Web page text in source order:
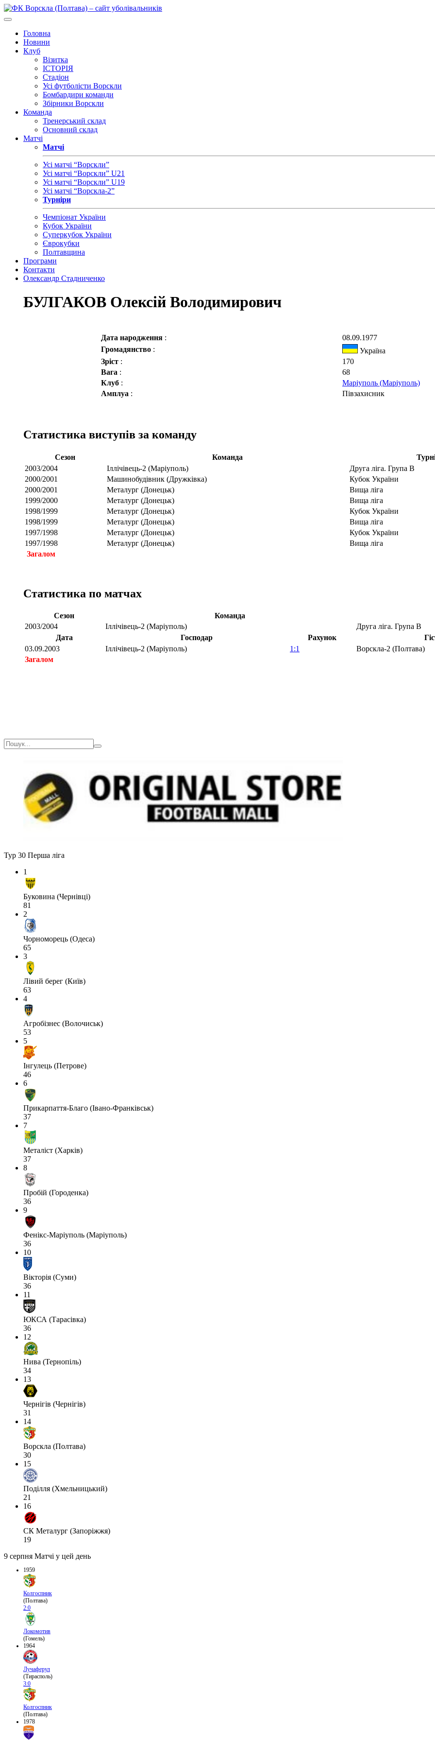
Головна
Новини
Клуб
Візитка
ІСТОРІЯ
Стадіон
Усі футболісти Ворскли
Бомбардири команди
Збірники Ворскли
Команда
Тренерський склад
Основний склад
Матчі
Матчі
Усі матчі “Ворскли”
Усі матчі “Ворскли” U21
Усі матчі “Ворскли” U19
Усі матчі “Ворскла-2”
Турніри
Чемпіонат України
Кубок України
Суперкубок України
Єврокубки
Полтавщина
Програми
Контакти
Олександр Стадниченко
БУЛГАКОВ Олексій Володимирович
Дата народження :
08.09.1977
Громадянство :
Україна
Зріст :
170
Вага :
68
Клуб :
Маріуполь (Маріуполь)
Амплуа : Півзахисник
Статистика виступів за команду
Сезон Команда
2003/2004
Іллічівець-2 (Маріуполь) Друга ліга. Група В
2000/2001
Машинобудівник (Дружківка) Кубок України
2000/2001
Металург (Донецьк) Вища ліга
1999/2000
Металург (Донецьк) Вища ліга
1998/1999
Металург (Донецьк) Кубок України
1998/1999
Металург (Донецьк) Вища ліга
1997/1998
Металург (Донецьк) Кубок України
1997/1998
Металург (Донецьк) Вища ліга
Загалом
Статистика по матчах
Сезон Команда
2003/2004
Іллічівець-2 (Маріуполь)
Друга ліга. Група В
Дата
Господар Рахунок
03.09.2003
Іллічівець-2 (Маріуполь) 1:1 Ворскла-2 (Полтава)
Загалом
Тур 30 Перша ліга
1
Буковина (Чернівці)
81
2
Чорноморець (Одеса)
65
3
Лівий берег (Київ)
63
4
Агробізнес (Волочиськ)
53
5
Інгулець (Петрове)
46
6
Прикарпаття-Благо (Івано-Франківськ)
37
7
Металіст (Харків)
37
8
Пробій (Городенка)
36
9
Фенікс-Маріуполь (Маріуполь)
36
10
Вікторія (Суми)
36
11
ЮКСА (Тарасівка)
36
12
Нива (Тернопіль)
34
13
Чернігів (Чернігів)
31
14
Ворскла (Полтава)
30
15
Поділля (Хмельницький)
21
16
СК Металург (Запоріжжя)
19
9 серпня Матчі у цей день
1959
Колгоспник
(Полтава)
2:0
Локомотив
(Гомель)
1964
Лучаферул
(Тирасполь)
3:0
Колгоспник
(Полтава)
1978